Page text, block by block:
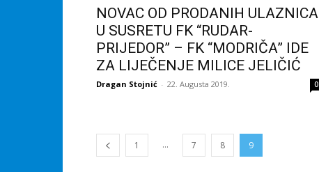
NOVAC OD PRODANIH ULAZNICA
U SUSRETU FK “RUDAR-
PRIJEDOR” – FK “MODRIČA” IDE
ZA LIJEČENJE MILICE JELIČIĆ
Dragan Stojnić - 22. Augusta 2019. 0
1 ... 7 8 9